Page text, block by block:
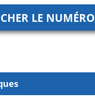
LE NUMÉRO